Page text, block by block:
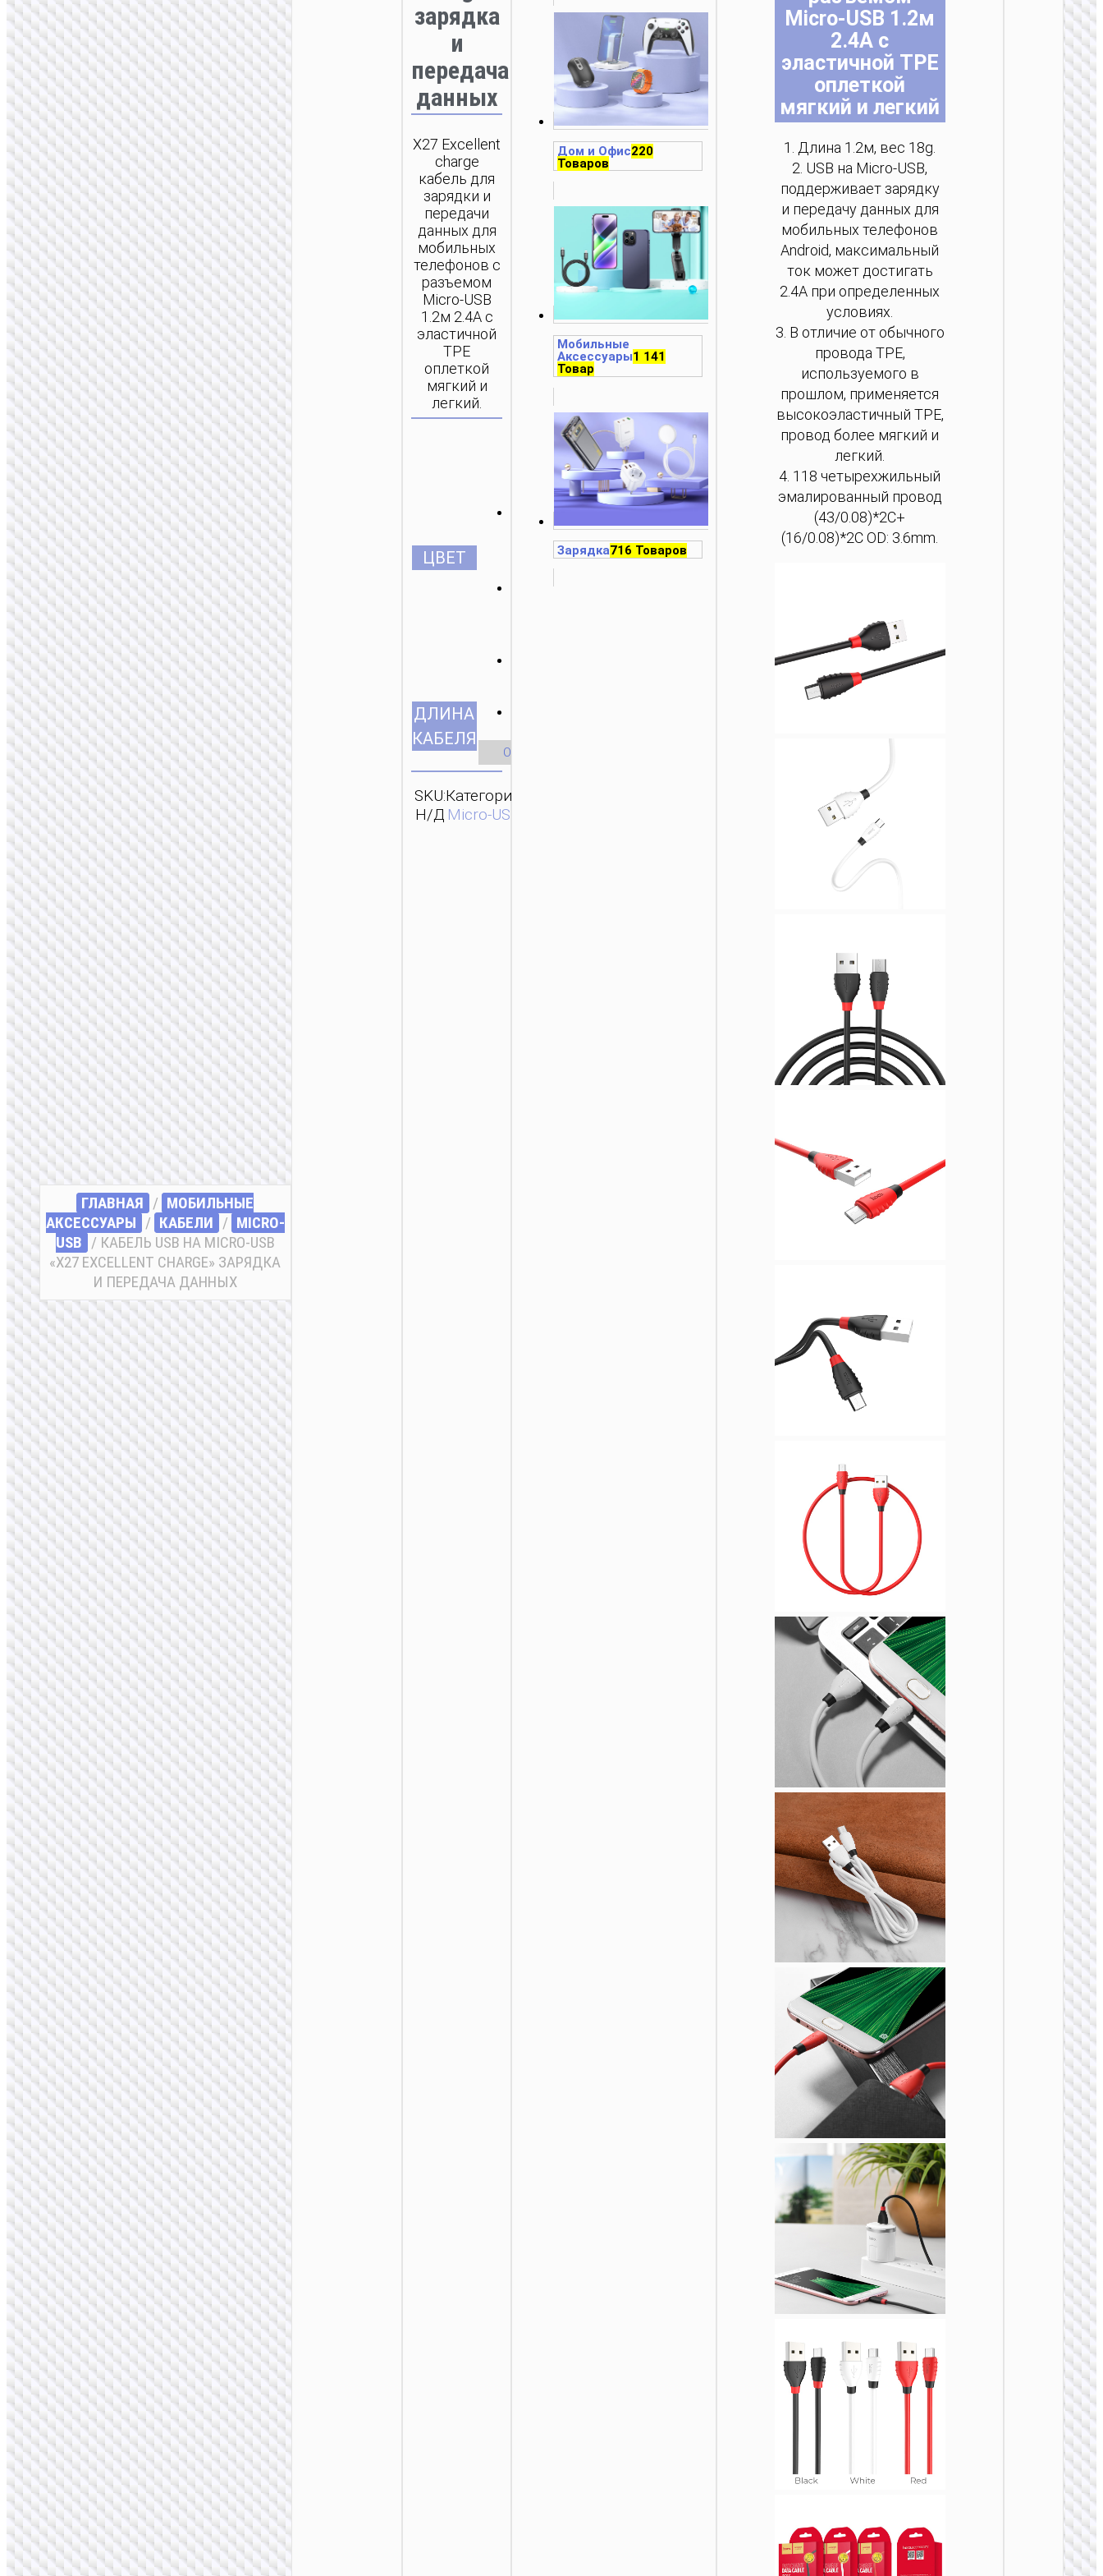
ГЛАВНАЯ / МОБИЛЬНЫЕ
АКСЕССУАРЫ / КАБЕЛИ / MICRO-
USB / КАБЕЛЬ USB НА MICRO-USB
«X27 EXCELLENT CHARGE» ЗАРЯДКА
И ПЕРЕДАЧА ДАННЫХ
зарядка
и
передача
данных
X27 Excellent
charge
кабель для
зарядки и
передачи
данных для
мобильных
телефонов с
разъемом
Micro-USB
1.2м 2.4A с
эластичной
TPE
оплеткой
мягкий и
легкий.
ЦВЕТ
ДЛИНА
КАБЕЛЯ
Очистить
SKU:
Н/Д
Категория:
Micro-USB
Дом и Офис220
Товаров
Мобильные
Аксессуары1 141
Товар
Зарядка716 Товаров
Micro-USB 1.2м
2.4A с
эластичной TPE
оплеткой
мягкий и легкий
1. Длина 1.2м, вес 18g.
2. USB на Micro-USB,
поддерживает зарядку
и передачу данных для
мобильных телефонов
Android, максимальный
ток может достигать
2.4А при определенных
условиях.
3. В отличие от обычного
провода TPE,
используемого в
прошлом, применяется
высокоэластичный TPE,
провод более мягкий и
легкий.
4. 118 четырехжильный
эмалированный провод
(43/0.08)*2C+
(16/0.08)*2C OD: 3.6mm.
USB
USB
Micro-
USB
“X113
на
USB
USB
Micro-
USB
“X110
на
USB
USB
Micro-
USB
“X109
на
USB
USB
Micro-
USB
“X108
на
USB
USB
Micro-
USB
“X107
Favor”
на
USB
Type-C
Micro-
на